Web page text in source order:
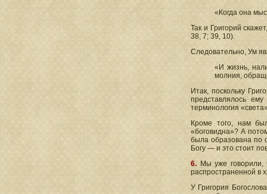
«Когда она
Так и Григорий
38, 7; 39, 10).
Следовательно, Ум
«И жизнь,
молния,
Итак, поскольку
представлялось
терминология
Кроме того, нам
«боговидна»? А
была образована по
Богу — и это стоит
6. Мы уже говорили,
распространенной в
У Григория